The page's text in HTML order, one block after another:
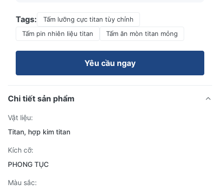
Tags:
Tấm lưỡng cực titan tùy chỉnh
Tấm pin nhiên liệu titan
Tấm ăn mòn titan mỏng
Yêu cầu ngay
Chi tiết sản phẩm
Vật liệu:
Titan, hợp kim titan
Kích cỡ:
PHONG TỤC
Màu sắc: